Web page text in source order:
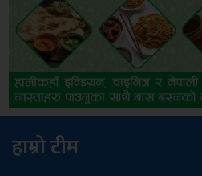
हाम्रो टीम